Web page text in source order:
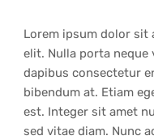
Lorem ipsum dolor sit
elit. Nulla porta neque
dapibus consectetur
bibendum at. Etiam
est. Integer sit amet
sed vitae diam. Nunc